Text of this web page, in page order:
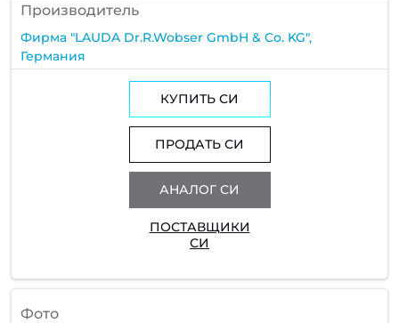
Производитель
Фирма "LAUDA Dr.R.Wobser GmbH & Co. KG",
Германия
КУПИТЬ СИ
ПРОДАТЬ СИ
АНАЛОГ СИ
ПОСТАВЩИКИ
СИ
Фото